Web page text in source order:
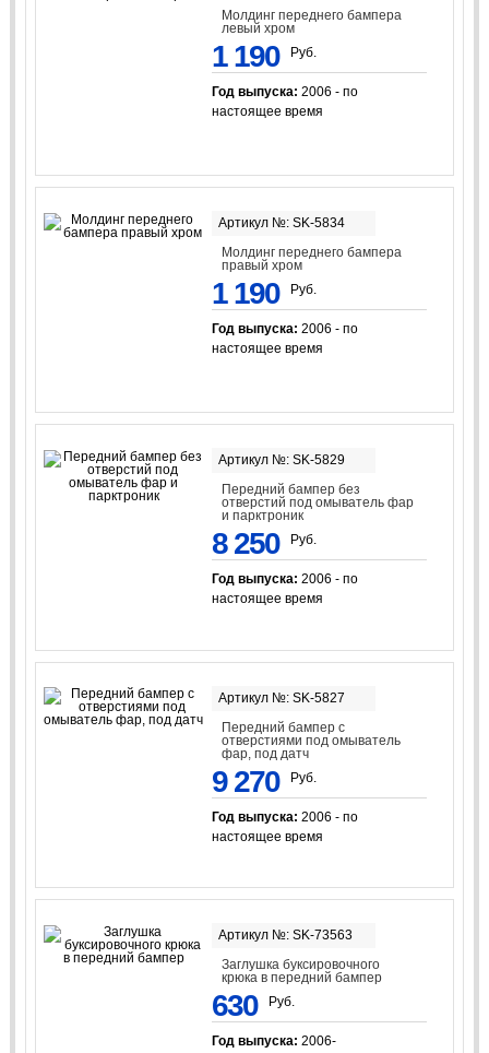
Молдинг переднего бампера
левый хром
1 190 Руб.
Год выпуска: 2006 - по
настоящее время
Артикул №: SK-5834
Молдинг переднего бампера
правый хром
1 190 Руб.
Год выпуска: 2006 - по
настоящее время
Артикул №: SK-5829
Передний бампер без
отверстий под омыватель фар
и парктроник
8 250 Руб.
Год выпуска: 2006 - по
настоящее время
Артикул №: SK-5827
Передний бампер с
отверстиями под омыватель
фар, под датч
9 270 Руб.
Год выпуска: 2006 - по
настоящее время
Артикул №: SK-73563
Заглушка буксировочного
крюка в передний бампер
630 Руб.
Год выпуска: 2006-